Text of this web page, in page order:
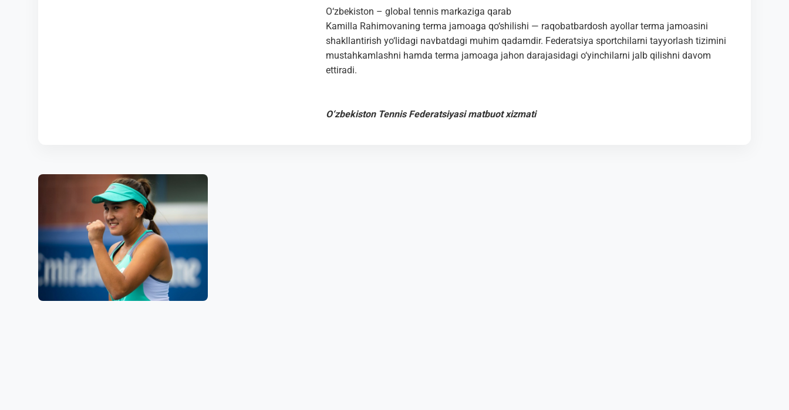
O‘zbekiston – global tennis markaziga qarab
Kamilla Rahimovaning terma jamoaga qo‘shilishi — raqobatbardosh ayollar terma jamoasini
shakllantirish yo‘lidagi navbatdagi muhim qadamdir. Federatsiya sportchilarni tayyorlash tizimini
mustahkamlashni hamda terma jamoaga jahon darajasidagi o‘yinchilarni jalb qilishni davom
ettiradi.
O‘zbekiston Tennis Federatsiyasi matbuot xizmati